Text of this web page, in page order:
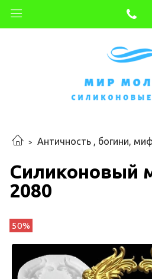
Античность , богини,
Силиконовый
2080
50%